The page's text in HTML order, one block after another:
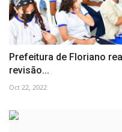
Prefeitura de Floriano
revisão...
Oct 22, 2022